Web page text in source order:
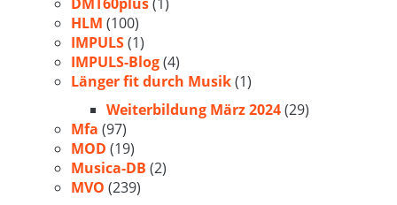
HLM (100)
IMPULS(1)
IMPULS-Blog(4)
Länger fit durch Musik(1)
Weiterbildung März 2024(29)
Mfa (97)
MOD (19)
Musica-DB (2)
MVO (239)